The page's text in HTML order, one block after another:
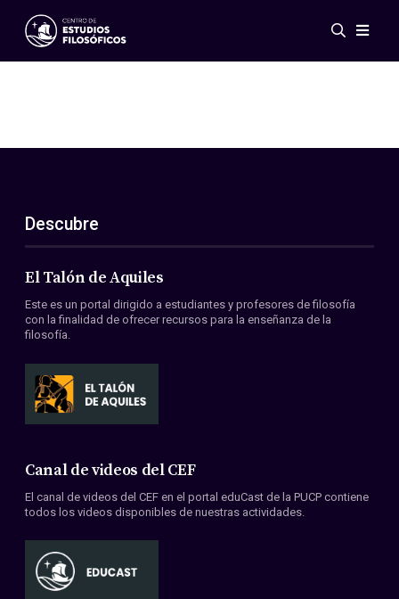
Eventos
ES
EN
Acerca de nosotros
Miembros
Convenios
Descubre
El Talón de Aquiles
Este es un portal dirigido a estudiantes y profesores de filosofía
con la finalidad de ofrecer recursos para la enseñanza de la
filosofía.
Canal de videos del CEF
El canal de videos del CEF en el portal eduCast de la PUCP contiene
todos los videos disponibles de nuestras actividades.